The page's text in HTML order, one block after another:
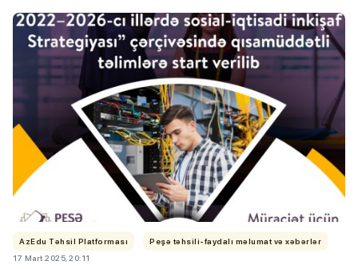
AzEdu Təhsil Platforması
Peşə təhsili-faydalı məlumat və xəbərlər
17 Mart 2025, 20:11